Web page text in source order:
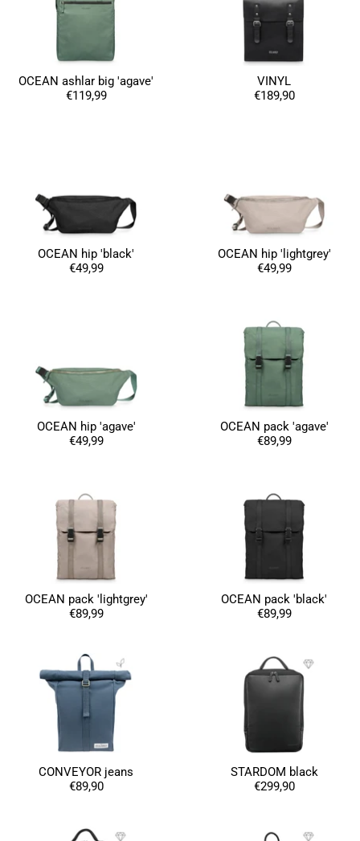
OCEAN ashlar big 'agave'
€119,99
VINYL
€189,90
OCEAN hip 'black'
€49,99
OCEAN hip 'lightgrey'
€49,99
OCEAN hip 'agave'
€49,99
OCEAN pack 'agave'
€89,99
OCEAN pack 'lightgrey'
€89,99
OCEAN pack 'black'
€89,99
CONVEYOR jeans
€89,90
STARDOM black
€299,90